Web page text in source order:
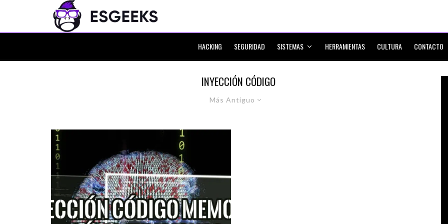
HACKING SEGURIDAD SISTEMAS HERRAMIENTAS CULTURA CONTACTO
INYECCIÓN CÓDIGO
Más Antiguo